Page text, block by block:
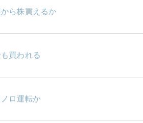
ら株買えるか
買われる
ロ運転か